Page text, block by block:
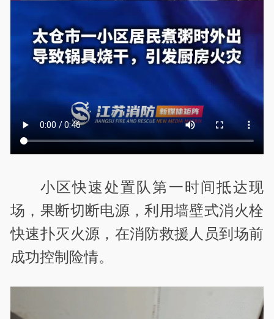
小区快速处置队第一时间抵达现
场，果断切断电源，利用墙壁式消火栓
快速扑灭火源，在消防救援人员到场前
成功控制险情。